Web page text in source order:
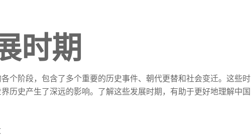
时期
个阶段，包含了多个重要的历史事件、朝代更替和社会变迁。这些时
历史产生了深远的影响。了解这些发展时期，有助于更好地理解中国